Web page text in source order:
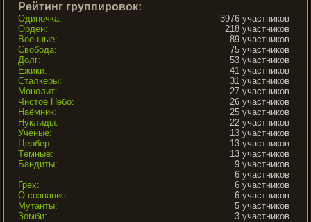
Рейтинг группировок:
Одиночка:
3976 участников
Орден:
218 участников
Военные:
89 участников
Свобода:
75 участников
Долг:
53 участников
Ёжики:
41 участников
Сталкеры:
31 участников
Монолит:
27 участников
Чистое Небо:
26 участников
Наёмник:
25 участников
Нуклиды:
22 участников
Учёные:
13 участников
Цербер:
13 участников
Тёмные:
13 участников
Бандиты:
9 участников
:
6 участников
Грех:
6 участников
О-сознание:
6 участников
Мутанты:
5 участников
Зомби:
3 участников